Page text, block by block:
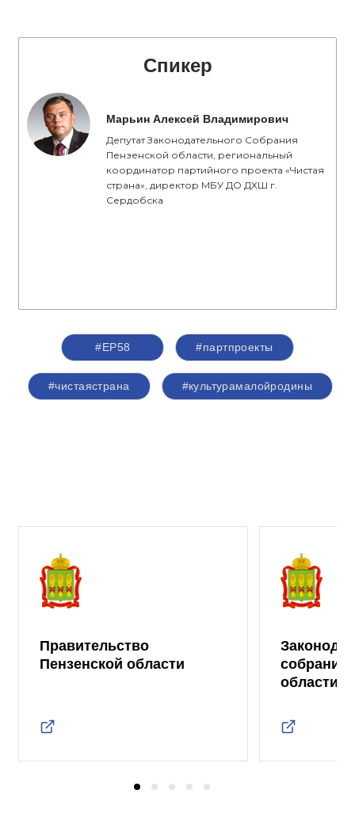
Спикер
Марьин Алексей Владимирович
Депутат Законодательного Собрания
Пензенской области, региональный
координатор партийного проекта «Чистая
страна», директор МБУ ДО ДХШ г.
Сердобска
#ЕР58 #партпроекты
#чистаястрана #культурамалойродины
Правительство
Пензенской области
собрание
области